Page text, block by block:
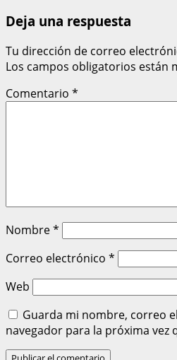
Deja una respuesta
Tu dirección de correo
Los campos obligatorios están
Comentario *
Nombre*
Correo electrónico *
Web
Guarda mi nombre, correo
navegador para la próxima vez